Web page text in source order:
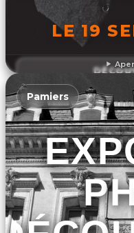
LE 19
Pamiers